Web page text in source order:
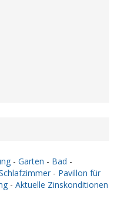
- Garten - Bad -
- Pavillon für
- Aktuelle Zinskonditionen